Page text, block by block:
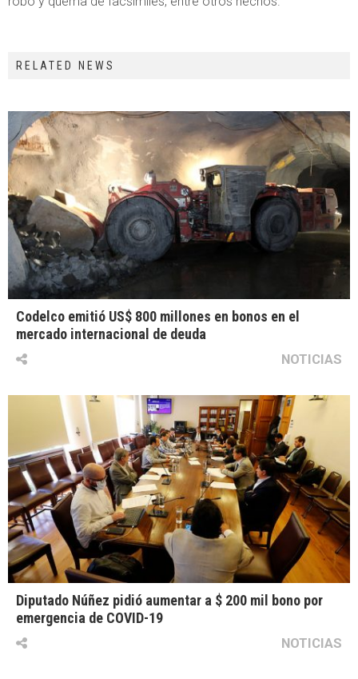
RELATED NEWS
Codelco emitió US$ 800 millones en bonos en el
mercado internacional de deuda
NOTICIAS
Diputado Núñez pidió aumentar a $ 200 mil bono por
emergencia de COVID-19
NOTICIAS